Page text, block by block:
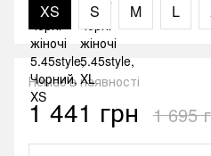
XS S M L
Немає в наявності
1 441 грн 1 695